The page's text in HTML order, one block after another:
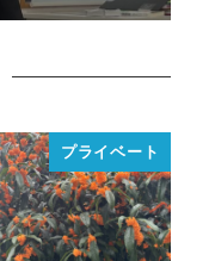
プライベート